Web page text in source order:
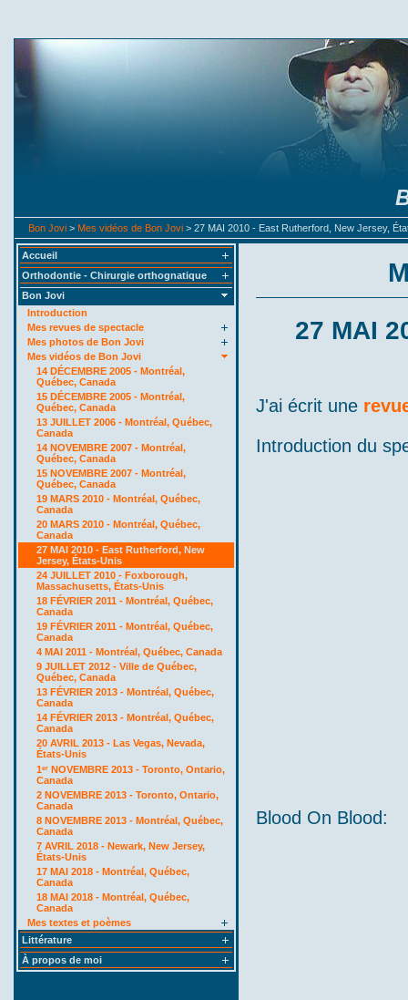
Bon Jovi > Mes vidéos de Bon Jovi > 27 MAI 2010 - East Rutherford, New Jersey,
27 MAI
J'ai écrit une
Introduction du
Blood On Blood:
Accueil
Orthodontie - Chirurgie orthognatique
Bon Jovi
Introduction
Mes revues de spectacle
Mes photos de Bon Jovi
Mes vidéos de Bon Jovi
14 DÉCEMBRE 2005 - Montréal,
Québec, Canada
15 DÉCEMBRE 2005 - Montréal,
Québec, Canada
13 JUILLET 2006 - Montréal, Québec,
Canada
14 NOVEMBRE 2007 - Montréal,
Québec, Canada
15 NOVEMBRE 2007 - Montréal,
Québec, Canada
19 MARS 2010 - Montréal, Québec,
Canada
20 MARS 2010 - Montréal, Québec,
Canada
27 MAI 2010 - East Rutherford, New
Jersey, États-Unis
24 JUILLET 2010 - Foxborough,
Massachusetts, États-Unis
18 FÉVRIER 2011 - Montréal, Québec,
Canada
19 FÉVRIER 2011 - Montréal, Québec,
Canada
4 MAI 2011 - Montréal, Québec, Canada
9 JUILLET 2012 - Ville de Québec,
Québec, Canada
13 FÉVRIER 2013 - Montréal, Québec,
Canada
14 FÉVRIER 2013 - Montréal, Québec,
Canada
20 AVRIL 2013 - Las Vegas, Nevada,
États-Unis
1er NOVEMBRE 2013 - Toronto, Ontario,
Canada
2 NOVEMBRE 2013 - Toronto, Ontario,
Canada
8 NOVEMBRE 2013 - Montréal, Québec,
Canada
7 AVRIL 2018 - Newark, New Jersey,
États-Unis
17 MAI 2018 - Montréal, Québec,
Canada
18 MAI 2018 - Montréal, Québec,
Canada
Mes textes et poèmes
Littérature
À propos de moi